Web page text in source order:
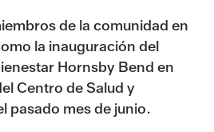
de la comunidad en
la inauguración del
Hornsby Bend en
Centro de Salud y
pasado mes de junio.